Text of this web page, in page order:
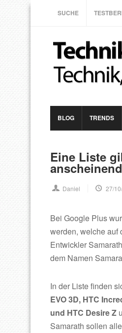
SUCHE
BLOG TRENDS
Eine Liste
Daniel 27/
Bei Google Plus
werden, welche auf
Entwickler
dem Namen
In der Liste finden
EVO 3D, HTC
und HTC Desire Z
Samarath sollen